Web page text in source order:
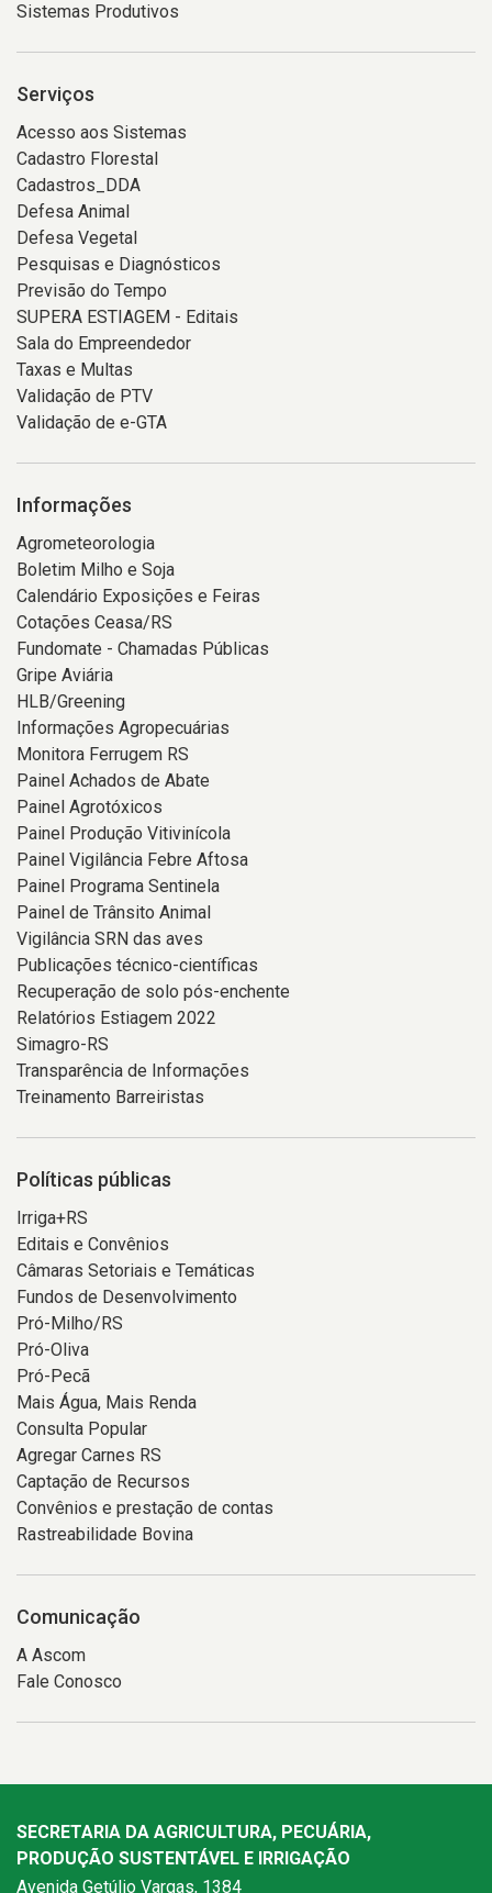
Sistemas Produtivos
Serviços
Acesso aos Sistemas
Cadastro Florestal
Cadastros_DDA
Defesa Animal
Defesa Vegetal
Pesquisas e Diagnósticos
Previsão do Tempo
SUPERA ESTIAGEM - Editais
Sala do Empreendedor
Taxas e Multas
Validação de PTV
Validação de e-GTA
Informações
Agrometeorologia
Boletim Milho e Soja
Calendário Exposições e Feiras
Cotações Ceasa/RS
Fundomate - Chamadas Públicas
Gripe Aviária
HLB/Greening
Informações Agropecuárias
Monitora Ferrugem RS
Painel Achados de Abate
Painel Agrotóxicos
Painel Produção Vitivinícola
Painel Vigilância Febre Aftosa
Painel Programa Sentinela
Painel de Trânsito Animal
Vigilância SRN das aves
Publicações técnico-científicas
Recuperação de solo pós-enchente
Relatórios Estiagem 2022
Simagro-RS
Transparência de Informações
Treinamento Barreiristas
Políticas públicas
Irriga+RS
Editais e Convênios
Câmaras Setoriais e Temáticas
Fundos de Desenvolvimento
Pró-Milho/RS
Pró-Oliva
Pró-Pecã
Mais Água, Mais Renda
Consulta Popular
Agregar Carnes RS
Captação de Recursos
Convênios e prestação de contas
Rastreabilidade Bovina
Comunicação
A Ascom
Fale Conosco
SECRETARIA DA AGRICULTURA, PECUÁRIA,
PRODUÇÃO SUSTENTÁVEL E IRRIGAÇÃO
Avenida Getúlio Vargas, 1384